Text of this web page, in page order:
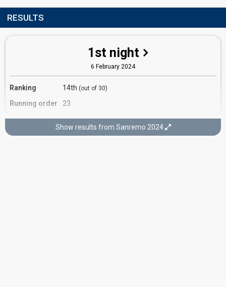
RESULTS
1st night
6 February 2024
Ranking 14th (out of 30)
Running order 23
2nd night
Show results from Sanremo 2024